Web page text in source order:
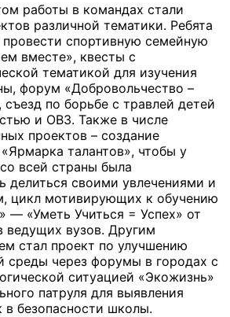
работы в командах стали
различной тематики. Ребята
спортивную семейную
вместе», квесты с
тематикой для изучения
форум «Добровольчество –
съезд по борьбе с травлей детей
и ОВЗ. Также в числе
проектов – создание
талантов», чтобы у
всей страны была
делиться своими увлечениями и
цикл мотивирующих к обучению
— «Уметь Учиться = Успех» от
ведущих вузов. Другим
стал проект по улучшению
через форумы в городах с
ситуацией «Экожизнь»
патруля для выявления
в безопасности школы.